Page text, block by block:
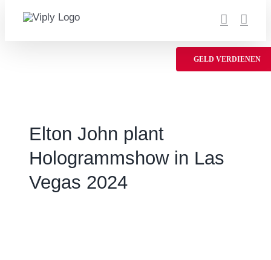
Inhalt
GELD VERDIENEN
Elton John plant
Hologrammshow in Las
Vegas 2024